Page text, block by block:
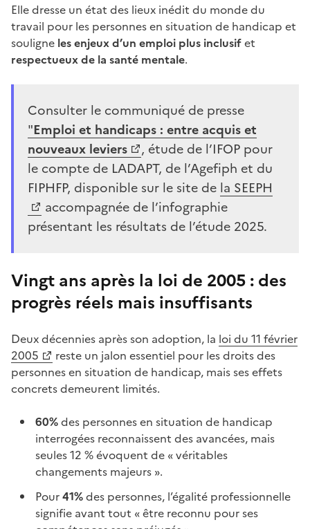
Elle dresse un état des lieux inédit du monde du
travail pour les personnes en situation de handicap et
souligne les enjeux d’un emploi plus inclusifet
respectueux de la santé mentale.
Consulter le communiqué de presse
"Emploi et handicaps : entre acquis et
nouveaux leviers
, étude de l’IFOP pour
le compte de LADAPT, de l’Agefiph et du
FIPHFP, disponible sur le site de la SEEPH
accompagnée de l’infographie
présentant les résultats de l’étude 2025.
Vingt ans après la loi de 2005 : des
progrès réels mais insuffisants
Deux décennies après son adoption, la loi du 11 février
2005
reste un jalon essentiel pour les droits des
personnes en situation de handicap, mais ses effets
concrets demeurent limités.
60%des personnes en situation de handicap
interrogées reconnaissent des avancées, mais
seules 12 % évoquent de « véritables
changements majeurs ».
Pour41%des personnes, l’égalité professionnelle
signifie avant tout « être reconnu pour ses